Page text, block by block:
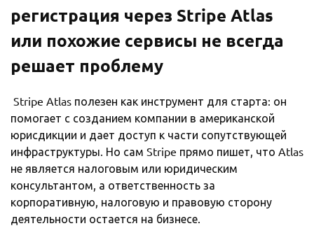
регистрация через Stripe Atlas
или похожие сервисы не всегда
решает проблему
Stripe Atlas полезен как инструмент для старта: он
помогает с созданием компании в американской
юрисдикции и дает доступ к части сопутствующей
инфраструктуры. Но сам Stripe прямо пишет, что Atlas
не является налоговым или юридическим
консультантом, а ответственность за
корпоративную, налоговую и правовую сторону
деятельности остается на бизнесе.